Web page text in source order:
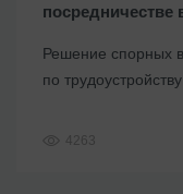
посредничестве
Решение спорных
по
4263